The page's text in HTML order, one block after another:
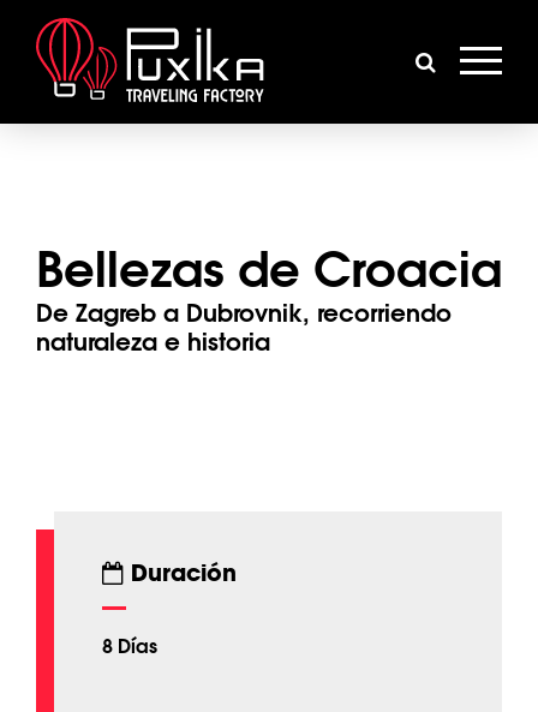
Bellezas de Croacia
De Zagreb a Dubrovnik, recorriendo
naturaleza e historia
Duración
8 Días